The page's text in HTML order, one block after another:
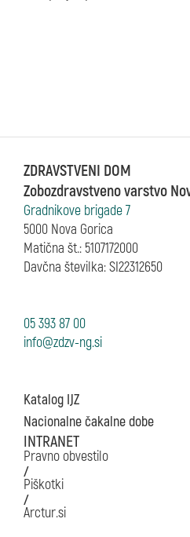
ZDRAVSTVENI DOM
Zobozdravstveno varstvo
Gradnikove brigade 7
5000 Nova Gorica
Matična št.: 5107172000
Davčna številka: SI22312650
05 393 87 00
Katalog IJZ
Nacionalne čakalne dobe
INTRANET
Pravno obvestilo
/
Piškotki
/
Arctur.si